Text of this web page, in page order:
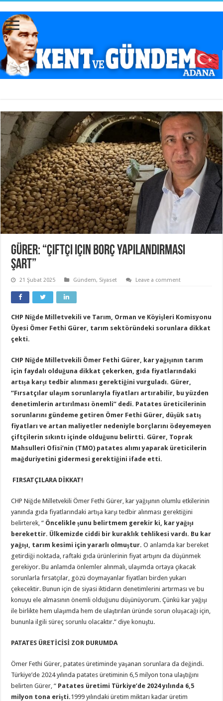
Gürer: “Çiftçi için borç yapılandırması
şart”
21 Şubat 2025 Gündem, Siyaset Leave a comment
CHP Niğde Milletvekili ve Tarım, Orman ve Köyişleri Komisyonu
Üyesi Ömer Fethi Gürer, tarım sektöründeki sorunlara dikkat
çekti.
CHP Niğde Milletvekili Ömer Fethi Gürer, kar yağışının tarım
için faydalı olduğuna dikkat çekerken, gıda fiyatlarındaki
artışa karşı tedbir alınması gerektiğini vurguladı. Gürer,
“Fırsatçılar ulaşım sorunlarıyla fiyatları artırabilir, bu yüzden
denetimlerin artırılması önemli” dedi. Patates üreticilerinin
sorunlarını gündeme getiren Ömer Fethi Gürer, düşük satış
fiyatları ve artan maliyetler nedeniyle borçlarını ödeyemeyen
çiftçilerin sıkıntı içinde olduğunu belirtti. Gürer, Toprak
Mahsulleri Ofisi’nin (TMO) patates alımı yaparak üreticilerin
mağduriyetini gidermesi gerektiğini ifade etti.
FIRSATÇILARA DİKKAT!
CHP Niğde Milletvekili Ömer Fethi Gürer, kar yağışının olumlu etkilerinin
yanında gıda fiyatlarındaki artışa karşı tedbir alınması gerektiğini
belirterek, “ Öncelikle şunu belirtmem gerekir ki, kar yağışı
berekettir. Ülkemizde ciddi bir kuraklık tehlikesi vardı. Bu kar
yağışı, tarım kesimi için yararlı olmuştur. O anlamda kar bereket
getirdiği noktada, raftaki gıda ürünlerinin fiyat artışını da düşünmek
gerekiyor. Bu anlamda önlemler alınmalı, ulaşımda ortaya çıkacak
sorunlarla fırsatçılar, gözü doymayanlar fiyatları birden yukarı
çekecektir. Bunun için de siyasi iktidarın denetimlerini artırması ve bu
konuyu ele almasının önemli olduğunu düşünüyorum. Çünkü kar yağışı
ile birlikte hem ulaşımda hem de ulaştırılan üründe sorun oluşacağı için,
bununla ilgili süreç sorunlu olacaktır.” diye konuştu.
PATATES ÜRETİCİSİ ZOR DURUMDA
Ömer Fethi Gürer, patates üretiminde yaşanan sorunlara da değindi.
Türkiye’de 2024 yılında patates üretiminin 6,5 milyon tona ulaştığını
belirten Gürer, “ Patates üretimi Türkiye’de 2024 yılında 6,5
milyon tona erişti.1999 yılındaki üretim miktarı kadar üretim